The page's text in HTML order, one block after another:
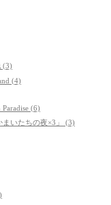
(3)
(4)
(6)
まいたちの夜×3」 (3)